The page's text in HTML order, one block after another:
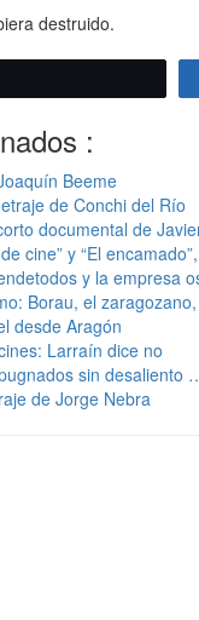
destruido.
:
Beeme
de Conchi del Río
documental de
cine” y “El
y la empresa
Borau, el
desde Aragón
Larraín dice no
sin desaliento
de Jorge Nebra